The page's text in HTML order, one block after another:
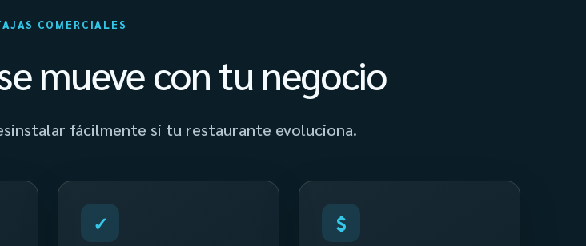
COMERCIALES
mueve con tu negocio
fácilmente si tu restaurante evoluciona.
✓ $